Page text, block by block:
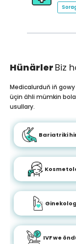
Hünärler Biz
Medicalurduň iň
üçin ähli mümkin
usullary.
Bariatriki
IVF we